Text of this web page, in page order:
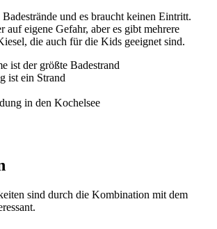
und es braucht keinen Eintritt.
auf eigene Gefahr, aber es gibt mehrere
die auch für die Kids geeignet sind.
ist der größte Badestrand
ist ein Strand
in den Kochelsee
sind durch die Kombination mit dem